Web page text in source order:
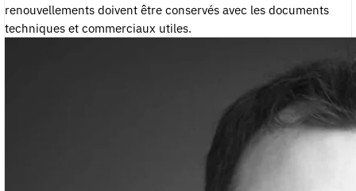
renouvellements doivent être conservés avec les documents
techniques et commerciaux utiles.